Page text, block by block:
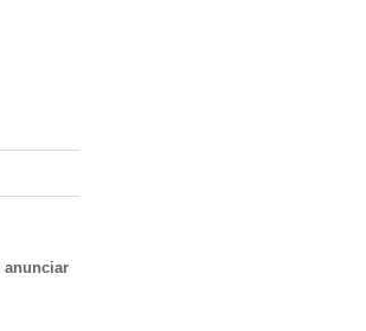
anunciar